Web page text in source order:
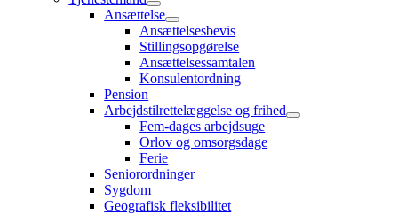
Ansættelse
Ansættelsesbevis
Stillingsopgørelse
Ansættelsessamtalen
Konsulentordning
Pension
Arbejdstilrettelæggelse og frihed
Fem-dages arbejdsuge
Orlov og omsorgsdage
Ferie
Seniorordninger
Sygdom
Geografisk fleksibilitet